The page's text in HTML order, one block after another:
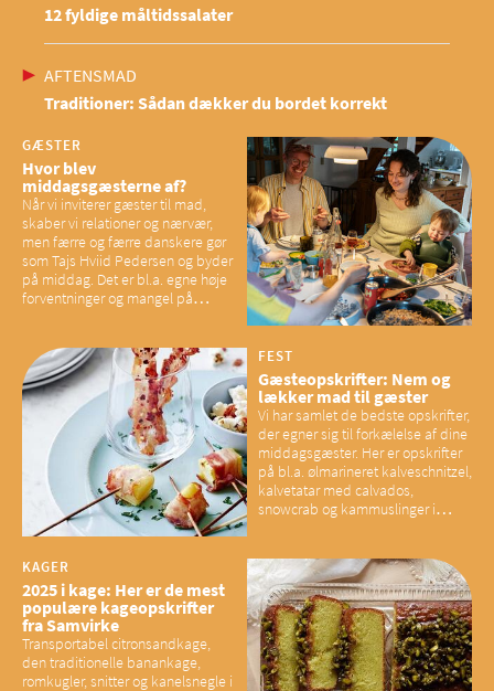
12 fyldige måltidssalater
AFTENSMAD
Traditioner: Sådan dækker du bordet korrekt
GÆSTER
Hvor blev
middagsgæsterne af?
Når vi inviterer gæster til mad,
skaber vi relationer og nærvær,
men færre og færre danskere gør
som Tajs Hviid Pedersen og byder
på middag. Det er bl.a. egne høje
forventninger og mangel på
have konsekvenser for vores
sociale fællesskaber
FEST
Gæsteopskrifter: Nem og
lækker mad til gæster
Vi har samlet de bedste opskrifter,
der egner sig til forkælelse af dine
middagsgæster. Her er opskrifter
på bl.a. ølmarineret kalveschnitzel,
kalvetatar med calvados,
snowcrab og kammuslinger i
KAGER
2025 i kage: Her er de mest
populære kageopskrifter
fra Samvirke
Transportabel citronsandkage,
den traditionelle banankage,
romkugler, snitter og kanelsnegle i